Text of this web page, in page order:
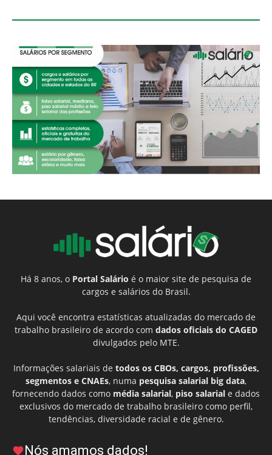
Há 8 anos, o Portal Salário é o maior site de pesquisa de
cargos e salários do Brasil.
Aqui você encontra estatísticas atualizadas do mercado de
trabalho brasileiro de acordo com dados oficiais do CAGED
divulgados pelo MTE.
Informações salariais de todos os CBOs, cargos, profissões,
segmentos e CNAEs, numa pesquisa salarial big data,
fornecendo dados como média salarial, piso salarial e dados
exclusivos do mercado de trabalho brasileiro como perfil,
tendências, diversidade racial e de gênero.
Nós amamos dados!